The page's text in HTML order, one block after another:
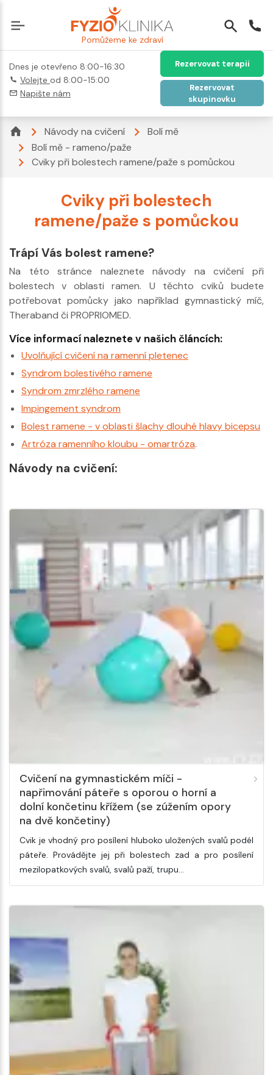
Pomůžeme ke zdraví
Dnes je otevřeno 8:00-16:30
Volejte od 8:00-15:00
Napište nám
Rezervovat terapii
Rezervovat
skupinovku
Návody na cvičení
Bolí mě
Bolí mě - rameno/paže
Cviky při bolestech ramene/paže s pomůckou
Cviky při bolestech
ramene/paže s pomůckou
Trápí Vás bolest ramene?
Na této stránce naleznete návody na cvičení při
bolestech v oblasti ramen. U těchto cviků budete
potřebovat pomůcky jako například gymnastický míč,
Theraband či PROPRIOMED.
Více informací naleznete v našich článcích:
Uvolňující cvičení na ramenní pletenec
Syndrom bolestivého ramene
Syndrom zmrzlého ramene
Impingement syndrom
Bolest ramene - v oblasti šlachy dlouhé hlavy bicepsu
Artróza ramenního kloubu - omartróza.
Návody na cvičení:
Cvičení na gymnastickém míči -
napřimování páteře s oporou o horní a
dolní končetinu křížem (se zúžením opory
na dvě končetiny)
Cvik je vhodný pro posílení hluboko uložených svalů podél
páteře. Provádějte jej při bolestech zad a pro posílení
mezilopatkových svalů, svalů paží, trupu…